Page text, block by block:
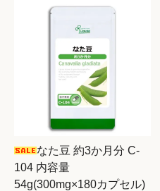
なた豆 約3か月分 C-
104 内容量
54g(300mg×180カプセル)